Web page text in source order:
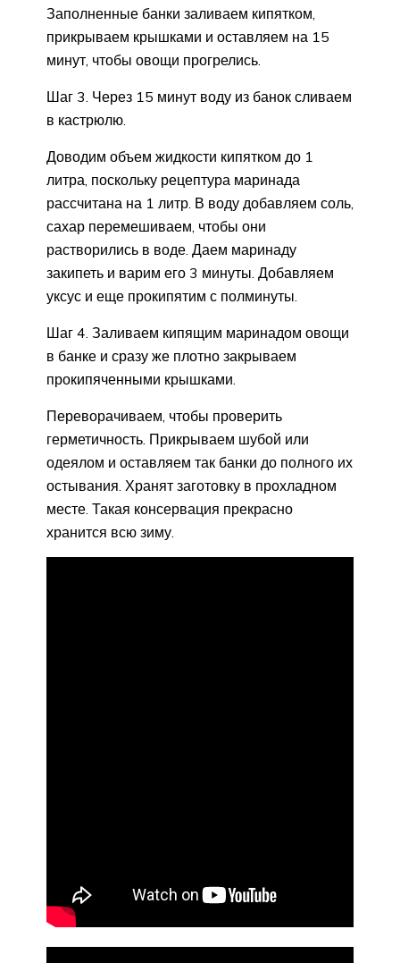
Заполненные банки заливаем кипятком,
прикрываем крышками и оставляем на 15
минут, чтобы овощи прогрелись.
Шаг 3. Через 15 минут воду из банок сливаем
в кастрюлю.
Доводим объем жидкости кипятком до 1
литра, поскольку рецептура маринада
рассчитана на 1 литр. В воду добавляем соль,
сахар перемешиваем, чтобы они
растворились в воде. Даем маринаду
закипеть и варим его 3 минуты. Добавляем
уксус и еще прокипятим с полминуты.
Шаг 4. Заливаем кипящим маринадом овощи
в банке и сразу же плотно закрываем
прокипяченными крышками.
Переворачиваем, чтобы проверить
герметичность. Прикрываем шубой или
одеялом и оставляем так банки до полного их
остывания. Хранят заготовку в прохладном
месте. Такая консервация прекрасно
хранится всю зиму.